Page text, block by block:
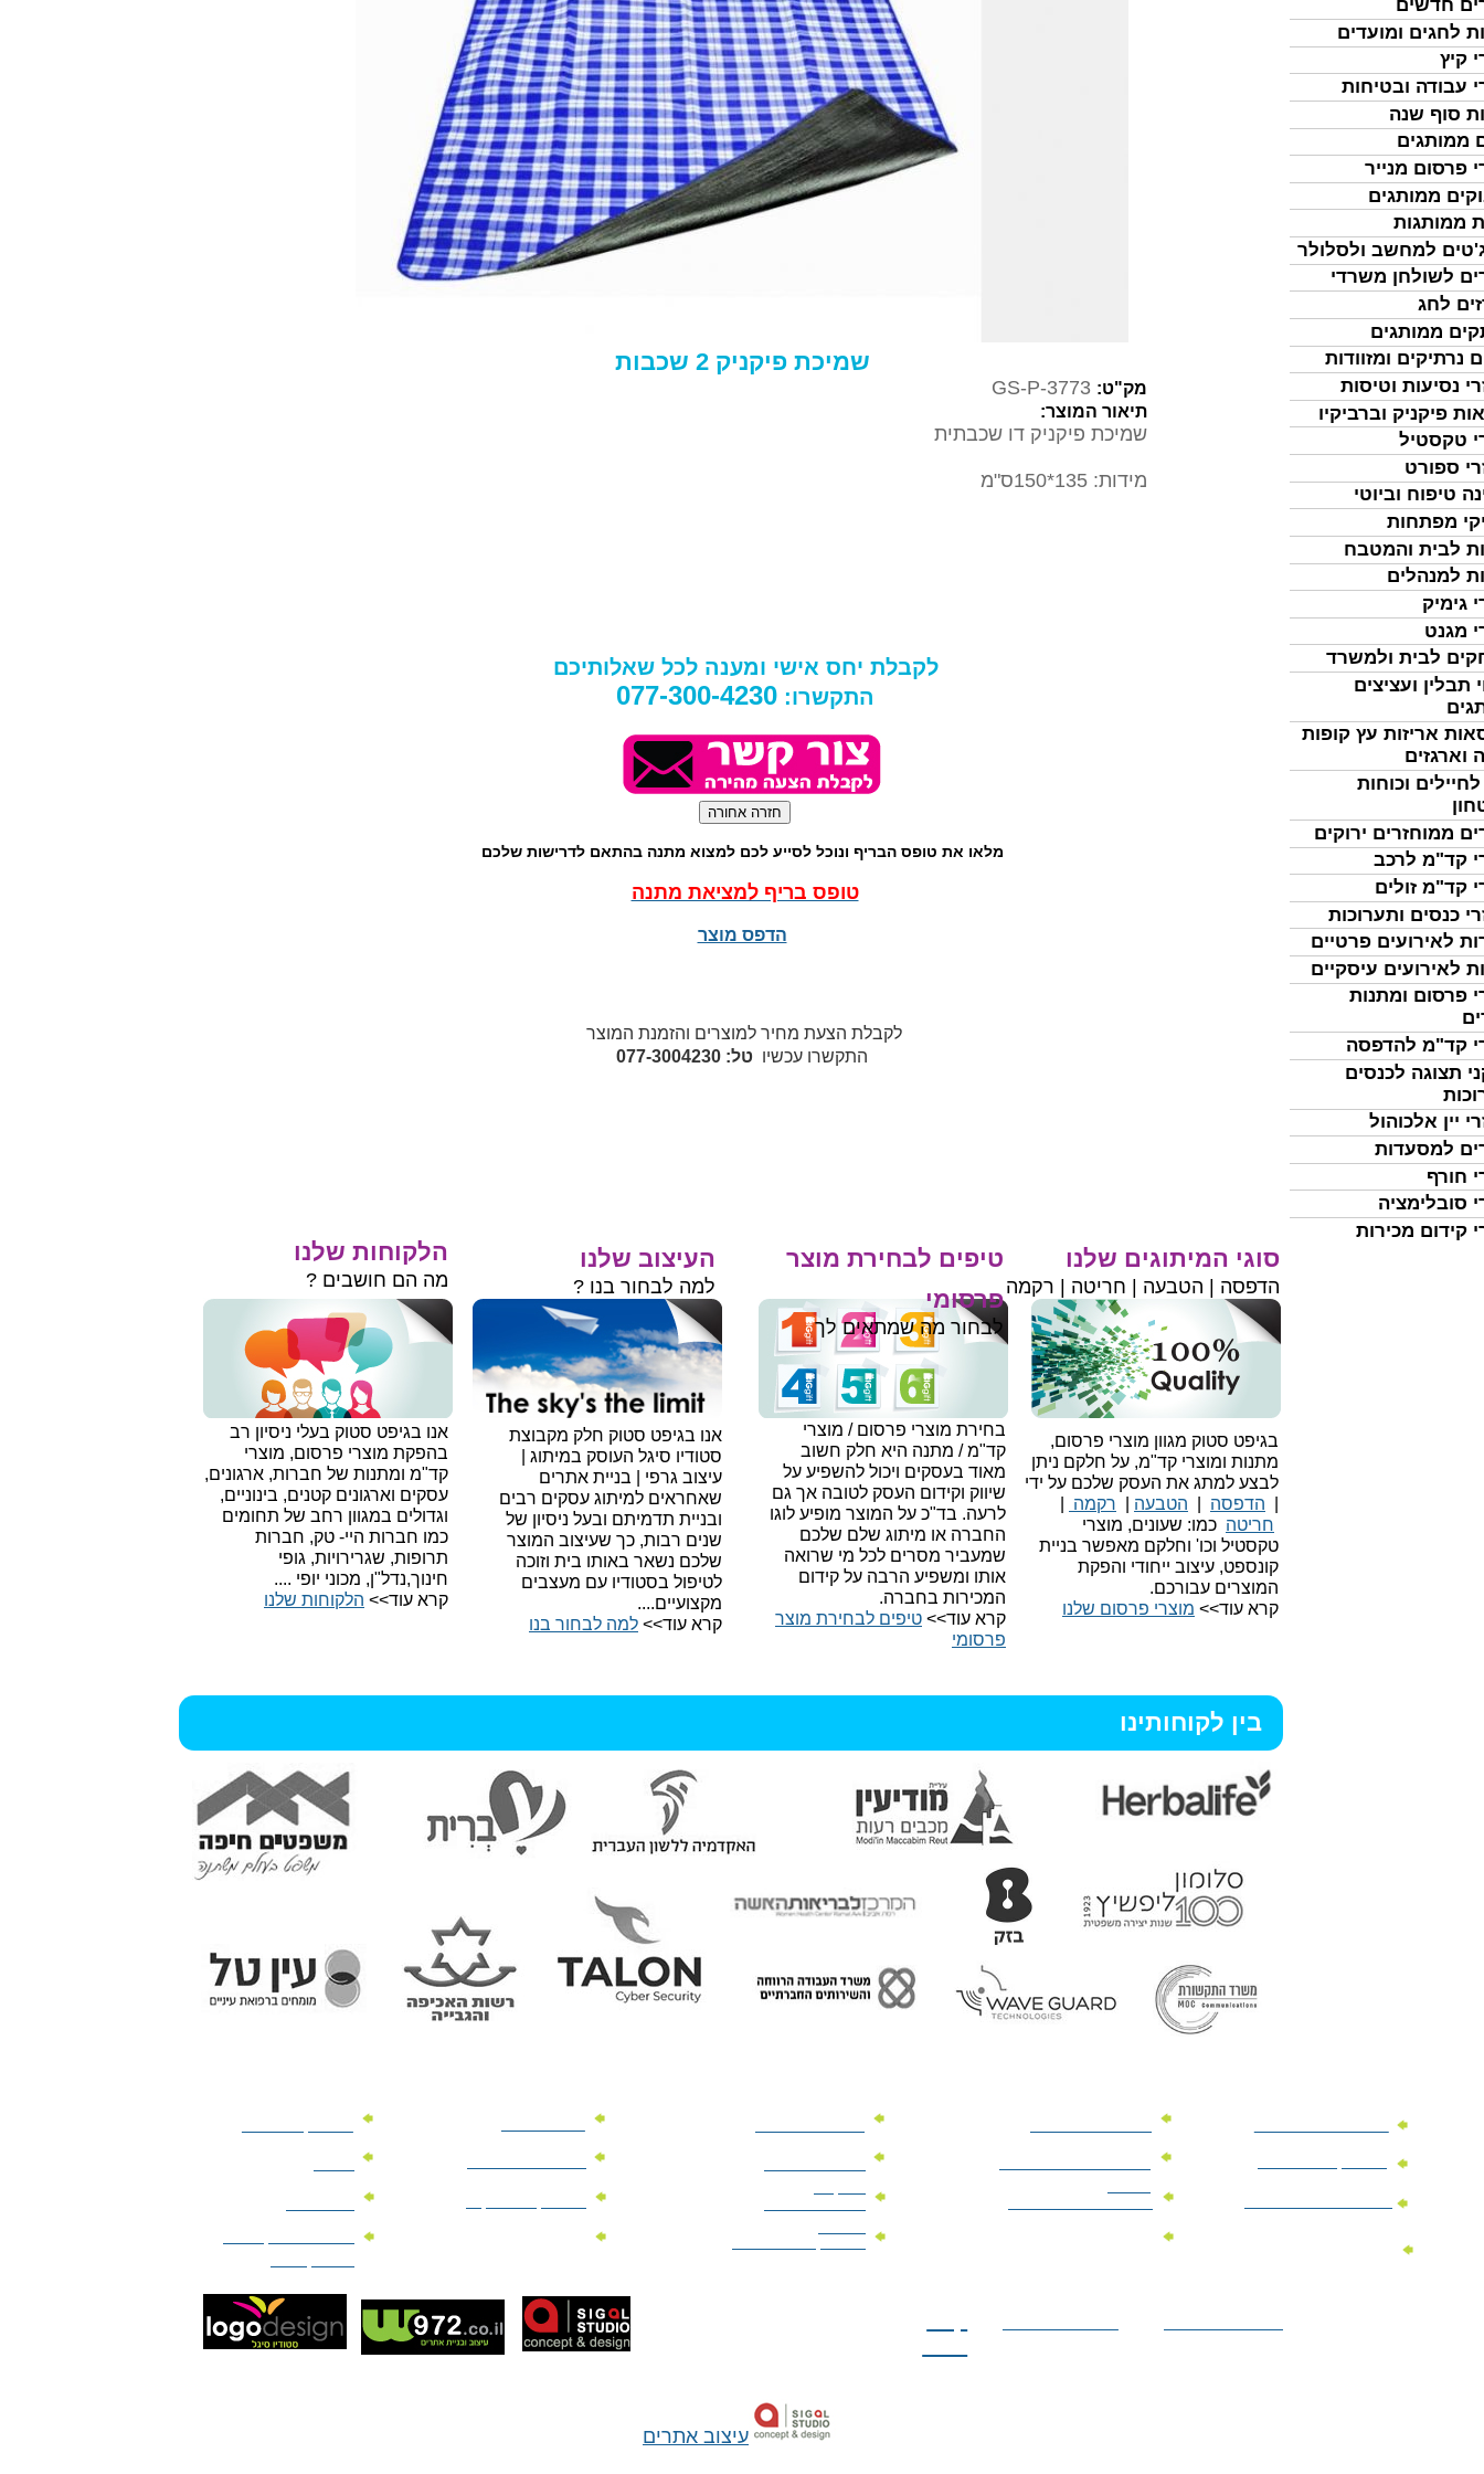
חדשים
לחגים ומועדים
קיץ
עבודה ובטיחות
סוף שנה
ממותגים
פרסום מנייר
ממותגים
ממותגות
למחשב ולסלולר
לשולחן משרדי
לחג
ממותגים
נרתיקים ומזוודות
נסיעות וטיסות
פיקניק וברביקיו
טקסטיל
ספורט
טיפוח וביוטי
מפתחות
לבית והמטבח
למנהלים
גימיק
מגנט
לבית ולמשרד
תבלין ועציצים
אריזות עץ קופות
וארגזים
לחיילים וכוחות
ממוחזרים ירוקים
קד"מ לרכב
קד"מ זולים
כנסים ותערוכות
לאירועים פרטיים
לאירועים עיסקיים
פרסום ומתנות
קד"מ להדפסה
תצוגה לכנסים
יין אלכוהול
למסעדות
חורף
סובלימציה
קידום מכירות
שמיכת פיקניק 2 שכבות
מק"ט: GS-P-3773
תיאור המוצר:
שמיכת פיקניק דו שכבתית
מידות: 135*150ס"מ
לקבלת יחס אישי ומענה לכל שאלותיכם
התקשרו: 077-300-4230
מלאו את טופס הבריף ונוכל לסייע לכם למצוא מתנה בהתאם לדרישות שלכם
טופס בריף למציאת מתנה
הדפס מוצר
לקבלת הצעת מחיר למוצרים והזמנת המוצר
התקשרו עכשיו טל: 077-3004230
אנו בגיפט סטוק חלק מקבוצת
סטודיו סיגל העוסק במיתוג |
עיצוב גרפי | בניית אתרים
שאחראים למיתוג עסקים רבים
ובניית תדמיתם ובעל ניסיון של
שנים רבות, כך שעיצוב המוצר
שלכם נשאר באותו בית וזוכה
לטיפול בסטודיו עם מעצבים
מקצועיים....
קרא עוד>> למה לבחור בנו​
בגיפט סטוק מגוון מוצרי פרסום,
מתנות ומוצרי קד"מ, על חלקם ניתן
לבצע למתג את העסק שלכם על ידי
הדפסה הטבעה רקמה
חריטה כמו: שעונים, מוצרי
טקסטיל וכו' וחלקם מאפשר בניית
קונספט, עיצוב ייחודי והפקת
המוצרים עבורכם.
קרא עוד>> מוצרי פרסום שלנו
אנו בגיפט סטוק בעלי ניסיון רב
בהפקת מוצרי פרסום, מוצרי
קד"מ ומתנות של חברות, ארגונים,
עסקים וארגונים קטנים, בינוניים,
וגדולים במגוון רחב של תחומים
כמו חברות היי- טק, חברות
תרופות, שגרירויות, גופי
חינוך,נדל"ן, מכוני יופי ....
קרא עוד>> הלקוחות שלנו
בחירת מוצרי פרסום / מוצרי
קד"מ / מתנה היא חלק חשוב
מאוד בעסקים ויכול להשפיע על
שיווק וקידום העסק לטובה אך גם
לרעה. בד"כ על המוצר מופיע לוגו
החברה או מיתוג שלם שלכם
שמעביר מסרים לכל מי שרואה
אותו ומשפיע הרבה על קידום
המכירות בחברה.
קרא עוד>> טיפים לבחירת מוצר
פרסומי
טיפים לבחירת מוצר
פרסומי
לבחור מה שמתאים לך
העיצוב שלנו
למה לבחור בנו ?
סוגי המיתוגים שלנו
הדפסה | הטבעה | חריטה | רקמה
הלקוחות שלנו
מה הם חושבים ?
בין לקוחותינו
עיצוב אתרים